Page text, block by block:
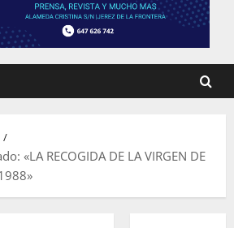
«LA RECOGIDA DE LA VIRGEN DE